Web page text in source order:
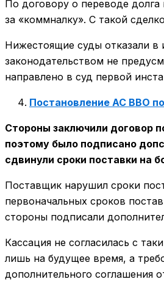
По договору о переводе
за «коммналку». С такой
Нижестоящие суды отказали в
законодательством не
направлено в суд первой
Постановление АС ВВО
Стороны заключили договор
поэтому было подписано
сдвинули сроки поставки на
Поставщик нарушил сроки
первоначальных сроков
стороны подписали
Кассация не согласилась с
лишь на будущее время, а
дополнительного соглашения